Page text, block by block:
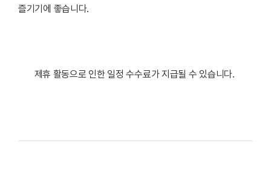
즐기기에 좋습니다.
제휴 활동으로 인한 일정 수수료가 지급될 수 있습니다.